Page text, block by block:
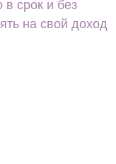
в срок и без
на свой доход